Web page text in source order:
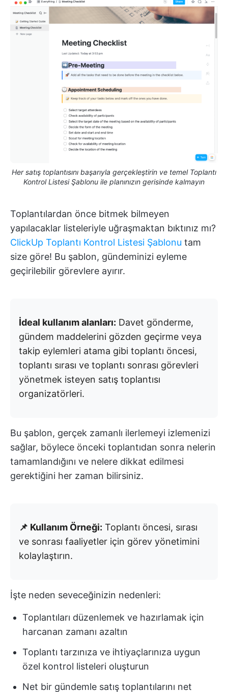
Her satış toplantısını başarıyla gerçekleştirin ve temel Toplantı
Kontrol Listesi Şablonu ile planınızın gerisinde kalmayın
Toplantılardan önce bitmek bilmeyen
yapılacaklar listeleriyle uğraşmaktan bıktınız mı?
ClickUp Toplantı Kontrol Listesi Şablonu tam
size göre! Bu şablon, gündeminizi eyleme
geçirilebilir görevlere ayırır.
İdeal kullanım alanları: Davet gönderme,
gündem maddelerini gözden geçirme veya
takip eylemleri atama gibi toplantı öncesi,
toplantı sırası ve toplantı sonrası görevleri
yönetmek isteyen satış toplantısı
organizatörleri.
Bu şablon, gerçek zamanlı ilerlemeyi izlemenizi
sağlar, böylece önceki toplantıdan sonra nelerin
tamamlandığını ve nelere dikkat edilmesi
gerektiğini her zaman bilirsiniz.
📌 Kullanım Örneği: Toplantı öncesi, sırası
ve sonrası faaliyetler için görev yönetimini
kolaylaştırın.
İşte neden seveceğinizin nedenleri:
Toplantıları düzenlemek ve hazırlamak için
harcanan zamanı azaltın
Toplantı tarzınıza ve ihtiyaçlarınıza uygun
özel kontrol listeleri oluşturun
Net bir gündemle satış toplantılarını net